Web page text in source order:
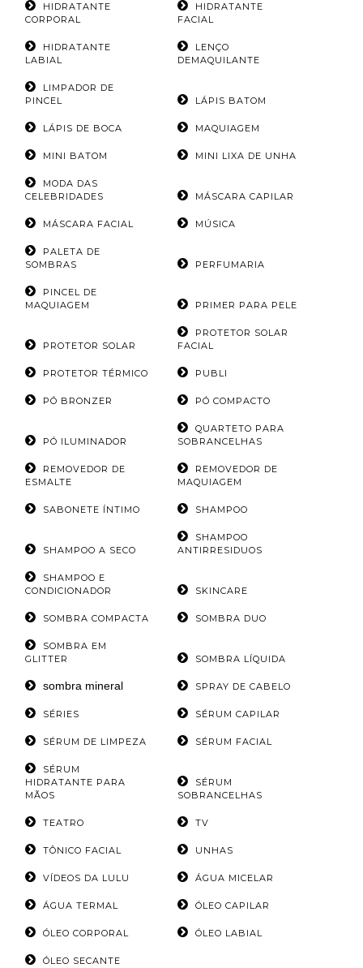
HIDRATANTE
CORPORAL
HIDRATANTE
FACIAL
HIDRATANTE
LABIAL
LENÇO
DEMAQUILANTE
LIMPADOR DE
PINCEL
LÁPIS BATOM
LÁPIS DE BOCA MAQUIAGEM
MINI BATOM MINI LIXA DE UNHA
MODA DAS
CELEBRIDADES
MÁSCARA CAPILAR
MÁSCARA FACIAL MÚSICA
PALETA DE
SOMBRAS
PERFUMARIA
PINCEL DE
MAQUIAGEM
PRIMER PARA PELE
PROTETOR SOLAR
PROTETOR SOLAR
FACIAL
PROTETOR TÉRMICO PUBLI
PÓ BRONZER PÓ COMPACTO
PÓ ILUMINADOR
QUARTETO PARA
SOBRANCELHAS
REMOVEDOR DE
ESMALTE
REMOVEDOR DE
MAQUIAGEM
SABONETE ÍNTIMO SHAMPOO
SHAMPOO A SECO
SHAMPOO
ANTIRRESIDUOS
SHAMPOO E
CONDICIONADOR
SKINCARE
SOMBRA COMPACTA SOMBRA DUO
SOMBRA EM
GLITTER
SOMBRA LÍQUIDA
sombra mineral SPRAY DE CABELO
SÉRIES SÉRUM CAPILAR
SÉRUM DE LIMPEZA SÉRUM FACIAL
SÉRUM
HIDRATANTE PARA
MÃOS
SÉRUM
SOBRANCELHAS
TEATRO TV
TÔNICO FACIAL UNHAS
VÍDEOS DA LULU ÁGUA MICELAR
ÁGUA TERMAL ÓLEO CAPILAR
ÓLEO CORPORAL ÓLEO LABIAL
ÓLEO SECANTE